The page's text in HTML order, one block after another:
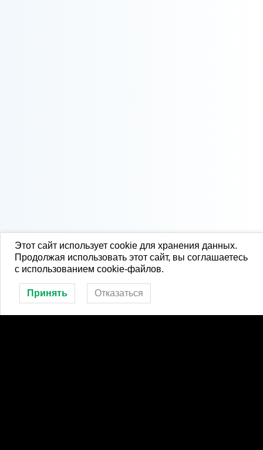
Этот сайт использует cookie для хранения данных.
Продолжая использовать этот сайт, вы соглашаетесь
с использованием cookie-файлов.
Принять Отказаться